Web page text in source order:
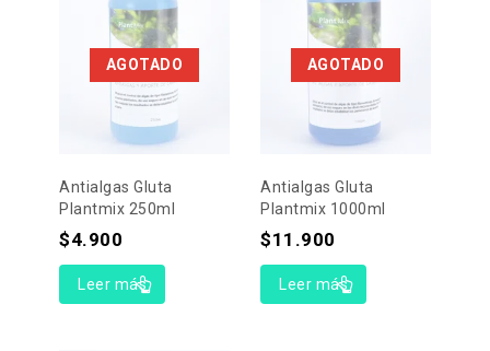
AGOTADO
Antialgas Gluta
Plantmix 250ml
$4.900
Leer más
AGOTADO
Antialgas Gluta
Plantmix 1000ml
$11.900
Leer más